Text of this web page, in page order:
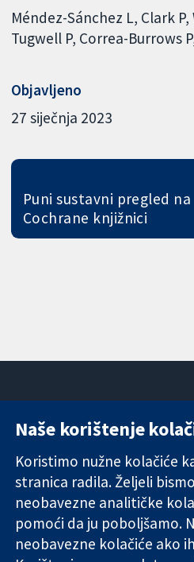
Méndez-Sánchez L Clark P
Tugwell P Correa-Burrows P
Objavljeno
27 siječnja 2023
Puni sustavni pregled na
Cochrane knjižnici
Pouzdani dokazi.
Utemeljeni
dokazi.
Bolje zdravlje.
11-13
London
W1G 0AN
Ujedinjeno
Kraljevstvo
Naše korištenje
Koristimo nužne kolačiće
stranica radila. Željeli
neobavezne analitičke
pomoći da ju poboljšamo.
neobavezne kolačiće ako